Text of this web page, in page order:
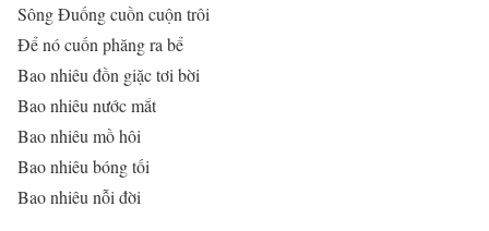
Sông Đuống cuồn cuộn trôi
Để nó cuốn phăng ra bể
Bao nhiêu đồn giặc tơi bời
Bao nhiêu nước mắt
Bao nhiêu mồ hôi
Bao nhiêu bóng tối
Bao nhiêu nỗi đời